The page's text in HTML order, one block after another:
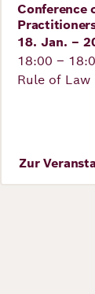
Conference
18. Jan. –
18:00 –
Rule of
Zur